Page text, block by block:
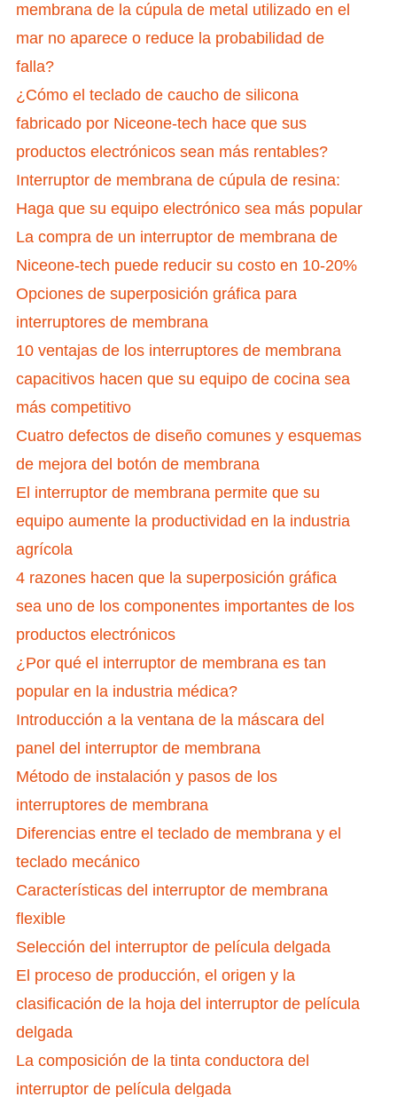
membrana de la cúpula de metal utilizado en el
mar no aparece o reduce la probabilidad de
falla?
¿Cómo el teclado de caucho de silicona
fabricado por Niceone-tech hace que sus
productos electrónicos sean más rentables?
Interruptor de membrana de cúpula de resina:
Haga que su equipo electrónico sea más popular
La compra de un interruptor de membrana de
Niceone-tech puede reducir su costo en 10-20%
Opciones de superposición gráfica para
interruptores de membrana
10 ventajas de los interruptores de membrana
capacitivos hacen que su equipo de cocina sea
más competitivo
Cuatro defectos de diseño comunes y esquemas
de mejora del botón de membrana
El interruptor de membrana permite que su
equipo aumente la productividad en la industria
agrícola
4 razones hacen que la superposición gráfica
sea uno de los componentes importantes de los
productos electrónicos
¿Por qué el interruptor de membrana es tan
popular en la industria médica?
Introducción a la ventana de la máscara del
panel del interruptor de membrana
Método de instalación y pasos de los
interruptores de membrana
Diferencias entre el teclado de membrana y el
teclado mecánico
Características del interruptor de membrana
flexible
Selección del interruptor de película delgada
El proceso de producción, el origen y la
clasificación de la hoja del interruptor de película
delgada
La composición de la tinta conductora del
interruptor de película delgada